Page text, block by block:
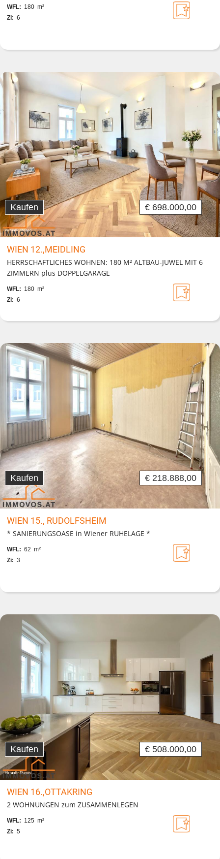
WFL: 180 m²
Zi: 6
Kaufen € 698.000,00
WIEN 12.,MEIDLING
HERRSCHAFTLICHES WOHNEN: 180 M² ALTBAU-JUWEL MIT 6
ZIMMERN plus DOPPELGARAGE
WFL: 180 m²
Zi: 6
Kaufen € 218.888,00
WIEN 15., RUDOLFSHEIM
* SANIERUNGSOASE in Wiener RUHELAGE *
WFL: 62 m²
Zi: 3
Kaufen € 508.000,00
WIEN 16.,OTTAKRING
2 WOHNUNGEN zum ZUSAMMENLEGEN
WFL: 125 m²
Zi: 5